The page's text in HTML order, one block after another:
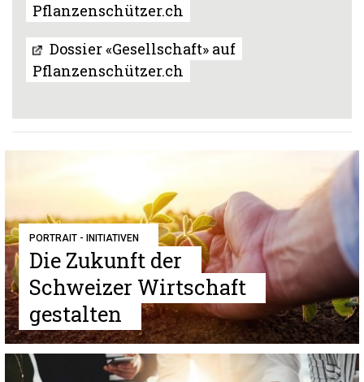
Pflanzenschützer.ch
Dossier «Gesellschaft» auf
Pflanzenschützer.ch
PORTRAIT - INITIATIVEN
Die Zukunft der
Schweizer Wirtschaft
gestalten